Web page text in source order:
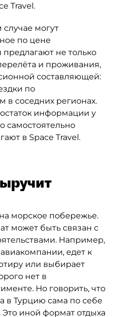
Travel.
могут
по цене
не только
и проживания,
составляющей:
по
в соседних регионах.
информации у
самостоятельно
в Space Travel.
морское побережье.
может быть связан с
Например,
едет к
или выбирает
нет в
Но говорить, что
в Турцию сама по себе
иной формат отдыха